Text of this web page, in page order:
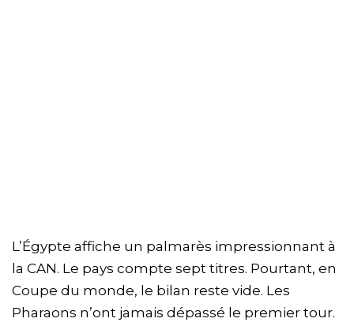
L’Égypte affiche un palmarès impressionnant à
la CAN. Le pays compte sept titres. Pourtant, en
Coupe du monde, le bilan reste vide. Les
Pharaons n’ont jamais dépassé le premier tour.